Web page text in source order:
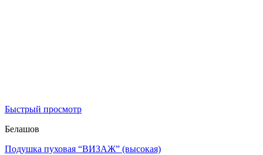
Быстрый просмотр
Белашов
Подушка пуховая “ВИЗАЖ” (высокая)